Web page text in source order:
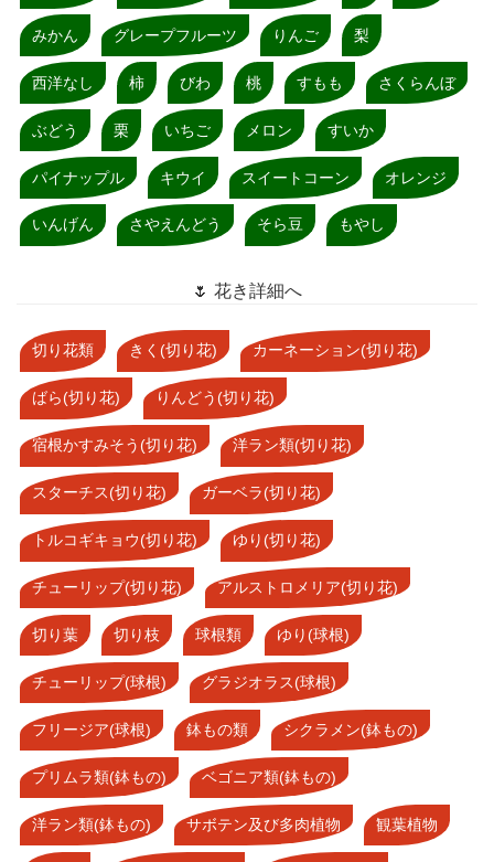
みかん グレープフルーツ りんご 梨
西洋なし 柿 びわ 桃 すもも さくらんぼ
ぶどう 栗 いちご メロン すいか
パイナップル キウイ スイートコーン オレンジ
いんげん さやえんどう そら豆 もやし
🌷 花き詳細へ
切り花類 きく(切り花) カーネーション(切り花)
ばら(切り花) りんどう(切り花)
宿根かすみそう(切り花) 洋ラン類(切り花)
スターチス(切り花) ガーベラ(切り花)
トルコギキョウ(切り花) ゆり(切り花)
チューリップ(切り花) アルストロメリア(切り花)
切り葉 切り枝 球根類 ゆり(球根)
チューリップ(球根) グラジオラス(球根)
フリージア(球根) 鉢もの類 シクラメン(鉢もの)
プリムラ類(鉢もの) ベゴニア類(鉢もの)
洋ラン類(鉢もの) サボテン及び多肉植物 観葉植物